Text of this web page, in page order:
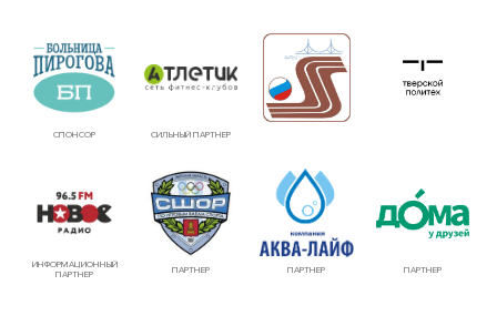
СПОНСОР СИЛЬНЫЙ ПАРТНЕР
ИНФОРМАЦИОННЫЙ
ПАРТНЕР
ПАРТНЕР ПАРТНЕР ПАРТНЕР